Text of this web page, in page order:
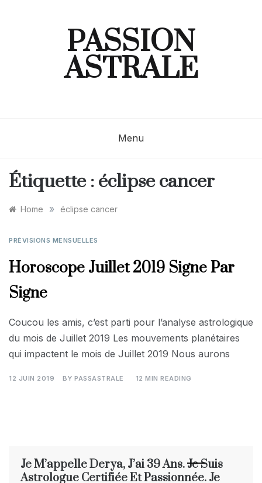
PASSION
ASTRALE
Menu
Étiquette : éclipse cancer
Home » éclipse cancer
PRÉVISIONS MENSUELLES
Horoscope Juillet 2019 Signe Par
Signe
Coucou les amis, c’est parti pour l’analyse astrologique
du mois de Juillet 2019 Les mouvements planétaires
qui impactent le mois de Juillet 2019 Nous aurons
12 JUIN 2019 BY PASSASTRALE 12 MIN READING
Je M’appelle Derya, J’ai 39 Ans. Je Suis
Astrologue Certifiée Et Passionnée. Je